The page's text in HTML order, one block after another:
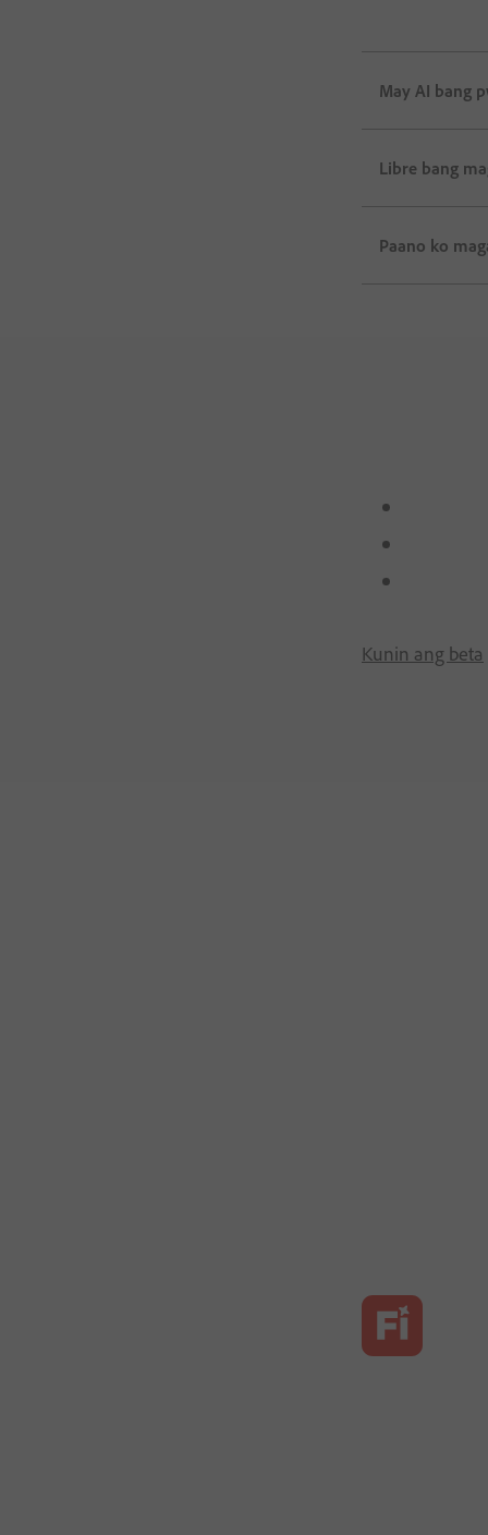
May AI bang
Libre bang
Paano ko
Kunin ang beta